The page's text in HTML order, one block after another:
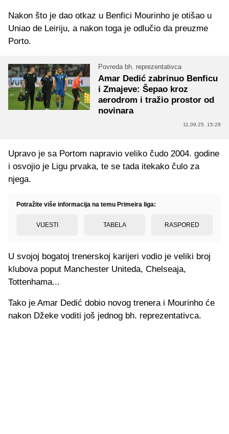
Nakon što je dao otkaz u Benfici Mourinho je otišao u
Uniao de Leiriju, a nakon toga je odlučio da preuzme
Porto.
Povreda bh. reprezentativca
Amar Dedić zabrinuo Benficu
i Zmajeve: Šepao kroz
aerodrom i tražio prostor od
novinara
11.09.25. 15:29
Upravo je sa Portom napravio veliko čudo 2004. godine
i osvojio je Ligu prvaka, te se tada itekako čulo za
njega.
Potražite više informacija na temu Primeira liga:
VIJESTI TABELA RASPORED
U svojoj bogatoj trenerskoj karijeri vodio je veliki broj
klubova poput Manchester Uniteda, Chelseaja,
Tottenhama...
Tako je Amar Dedić dobio novog trenera i Mourinho će
nakon Džeke voditi još jednog bh. reprezentativca.